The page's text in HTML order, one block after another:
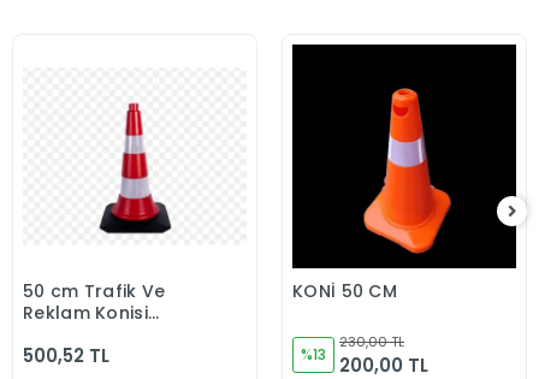
Sepete Ekle
50 cm Trafik Ve
Reklam Konisi
500,52 TL
Sepete Ekle
KONİ 50 CM
%13
230,00 TL
200,00 TL